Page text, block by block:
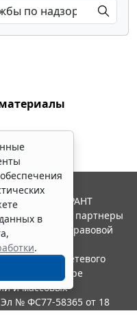
в
.
Система ГАРАНТ
"Гарант" и ее партнеры
ассоциации правовой
в качестве сетевого
надзору в сфере
и массовых
№ ФС77-58365 от 18